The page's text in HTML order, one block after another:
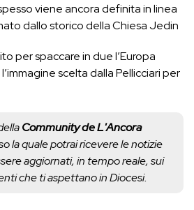
viene ancora definita in linea
dallo storico della Chiesa Jedin
per spaccare in due l’Europa
scelta dalla Pellicciari per
Community de L'Ancora
la quale potrai ricevere le notizie
aggiornati, in tempo reale, sui
che ti aspettano in Diocesi.